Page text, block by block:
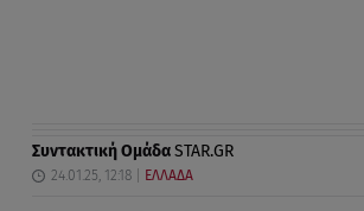
Συντακτική ΟμάδαSTAR.GR
24.01.25, 12:18 ΕΛΛΑΔΑ